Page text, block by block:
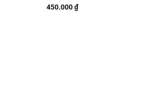
450.000₫